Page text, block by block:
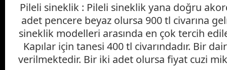
Pileli sineklik : Pileli sineklik yana doğru
adet pencere beyaz olursa 900 tl civarına
sineklik modelleri arasında en çok tercih
Kapılar için tanesi 400 tl civarındadır. Bir
verilmektedir. Bir iki adet olursa fiyat cuzi